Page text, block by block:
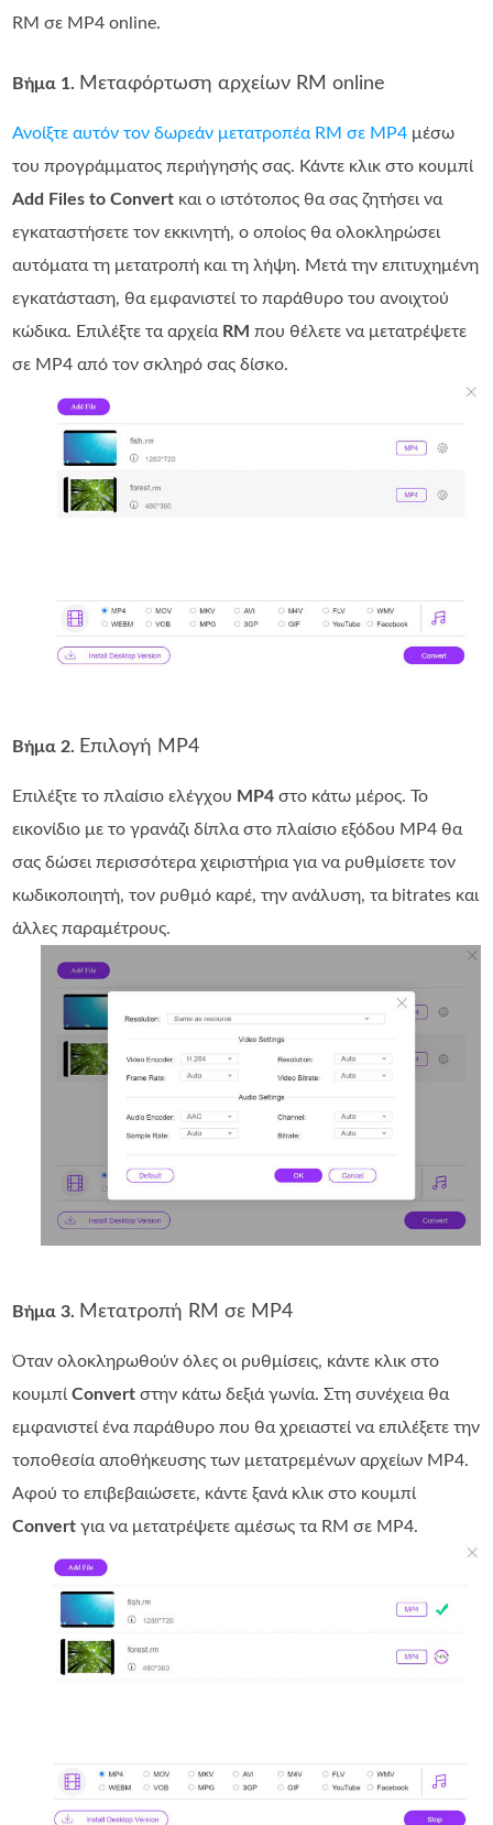
RM σε MP4 online.
Βήμα 1. Μεταφόρτωση αρχείων RM online
Ανοίξτε αυτόν τον δωρεάν μετατροπέα RM σε MP4 μέσω
του προγράμματος περιήγησής σας. Κάντε κλικ στο κουμπί
Add Files to Convert και ο ιστότοπος θα σας ζητήσει να
εγκαταστήσετε τον εκκινητή, ο οποίος θα ολοκληρώσει
αυτόματα τη μετατροπή και τη λήψη. Μετά την επιτυχημένη
εγκατάσταση, θα εμφανιστεί το παράθυρο του ανοιχτού
κώδικα. Επιλέξτε τα αρχεία RM που θέλετε να μετατρέψετε
σε MP4 από τον σκληρό σας δίσκο.
Βήμα 2. Επιλογή MP4
Επιλέξτε το πλαίσιο ελέγχου MP4 στο κάτω μέρος. Το
εικονίδιο με το γρανάζι δίπλα στο πλαίσιο εξόδου MP4 θα
σας δώσει περισσότερα χειριστήρια για να ρυθμίσετε τον
κωδικοποιητή, τον ρυθμό καρέ, την ανάλυση, τα bitrates και
άλλες παραμέτρους.
Βήμα 3. Μετατροπή RM σε MP4
Όταν ολοκληρωθούν όλες οι ρυθμίσεις, κάντε κλικ στο
κουμπίConvert στην κάτω δεξιά γωνία. Στη συνέχεια θα
εμφανιστεί ένα παράθυρο που θα χρειαστεί να επιλέξετε την
τοποθεσία αποθήκευσης των μετατρεμένων αρχείων MP4.
Αφού το επιβεβαιώσετε, κάντε ξανά κλικ στο κουμπί
Convert για να μετατρέψετε αμέσως τα RM σε MP4.